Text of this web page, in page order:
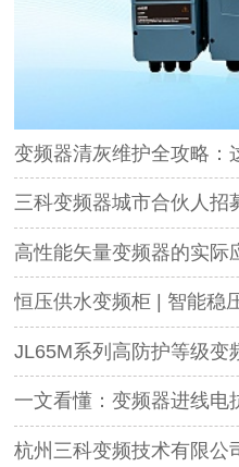
变频器清灰维护全攻略：这几点
三科变频器城市合伙人招
高性能矢量变频器的实际
恒压供水变频柜 | 智能稳
JL65M系列高防护等级变频器
一文看懂：变频器进线电
杭州三科变频技术有限公